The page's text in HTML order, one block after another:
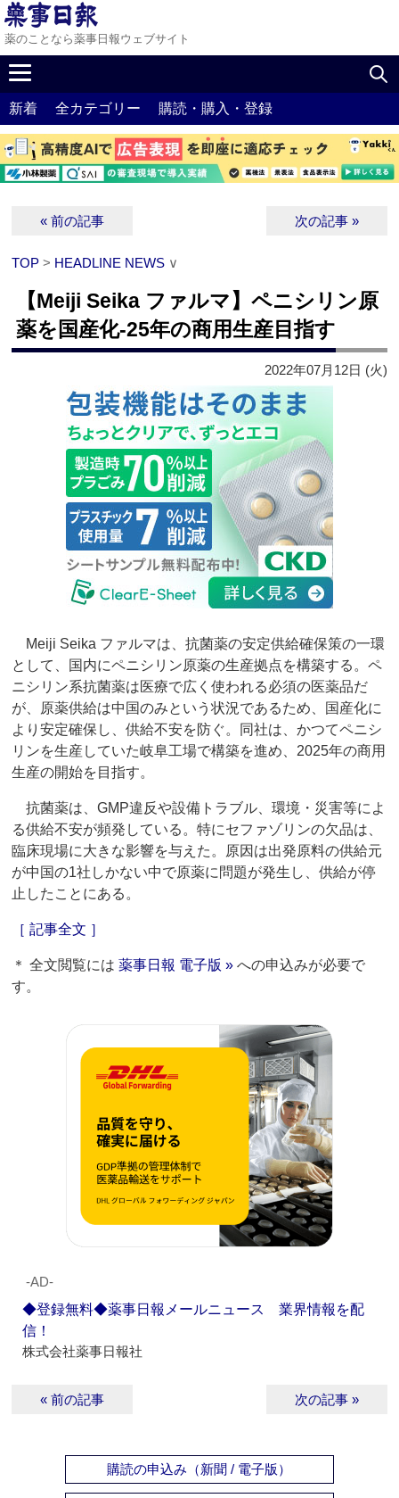
薬のことなら薬事日報ウェブサイト
新着 全カテゴリー 購読・購入・登録
« 前の記事 次の記事 »
TOP > HEADLINE NEWS ∨
【Meiji Seika ファルマ】ペニシリン原
薬を国産化‐25年の商用生産目指す
2022年07月12日 (火)
Meiji Seika ファルマは、抗菌薬の安定供給確保策の一環
として、国内にペニシリン原薬の生産拠点を構築する。ペ
ニシリン系抗菌薬は医療で広く使われる必須の医薬品だ
が、原薬供給は中国のみという状況であるため、国産化に
より安定確保し、供給不安を防ぐ。同社は、かつてペニシ
リンを生産していた岐阜工場で構築を進め、2025年の商用
生産の開始を目指す。
抗菌薬は、GMP違反や設備トラブル、環境・災害等によ
る供給不安が頻発している。特にセファゾリンの欠品は、
臨床現場に大きな影響を与えた。原因は出発原料の供給元
が中国の1社しかない中で原薬に問題が発生し、供給が停
止したことにある。
［ 記事全文 ］
＊ 全文閲覧には薬事日報 電子版 » への申込みが必要で
す。
‐AD‐
◆登録無料◆薬事日報メールニュース 業界情報を配
信！
株式会社薬事日報社
« 前の記事 次の記事 »
購読の申込み（新聞 / 電子版）